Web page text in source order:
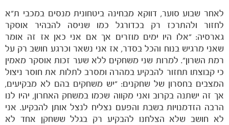
לאחר שבוע סוער, דווקא מבחינה ביטחונית מנסים במכבי ת"א
לחזור ולהתרכז רק בכדורגל כמו שניסה להבהיר אוסקר
גארסיה: "אלו היו ימים מוזרים אך אם אני כאן אז זה אומר
שאני מרגיש בנוח והכל בסדר, אז אני נשאר וכרגע חושב רק על
רמת השרון". למרות שני משחקים ללא שער זכות אוסקר מאמין
כי קבוצתו תחזור להבקיע במהרה ומסרב לתלות את חוסר ניצול
המצבים בחסרון של שחקנים: "יש משחקים בהם לא מבקיעים,
אך זה ישתנה בקרוב ואני מקווה שכמו במשחק האחרון, יהיו לנו
הרבה הזדמנויות בשבת והפעם נצליח לנצל אותן להבקיע. אני
לא חושב שלא הצלחנו להבקיע רק בגלל ששחקן אחד לא